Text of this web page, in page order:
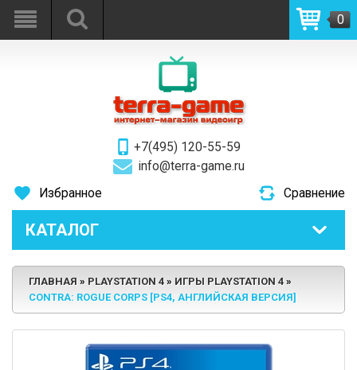
+7(495) 120-55-59
info@terra-game.ru
0
Избранное Сравнение
КАТАЛОГ
ГЛАВНАЯ PLAYSTATION 4
ИГРЫ PLAYSTATION 4
CONTRA: ROGUE CORPS [PS4, АНГЛИЙСКАЯ ВЕРСИЯ]